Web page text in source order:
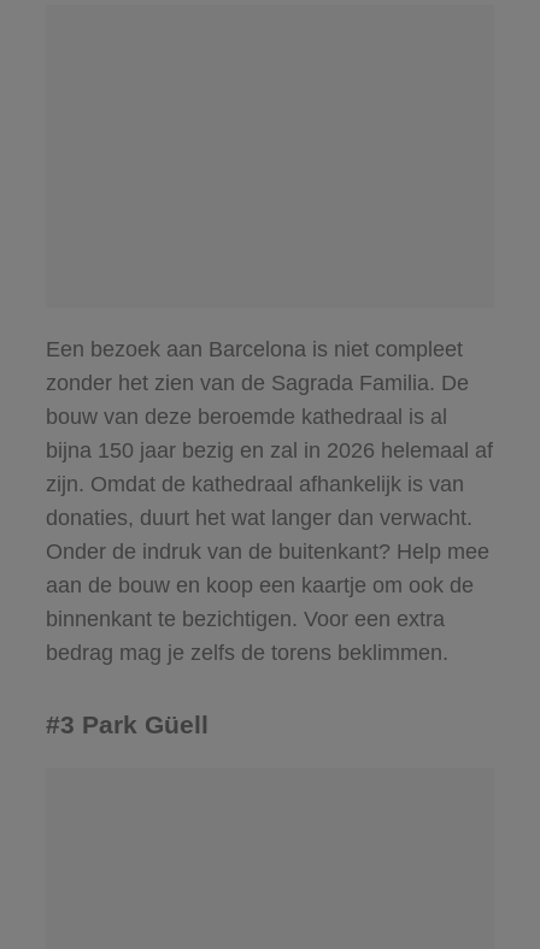
Een bezoek aan Barcelona is niet compleet
zonder het zien van de Sagrada Familia. De
bouw van deze beroemde kathedraal is al
bijna 150 jaar bezig en zal in 2026 helemaal af
zijn. Omdat de kathedraal afhankelijk is van
donaties, duurt het wat langer dan verwacht.
Onder de indruk van de buitenkant? Help mee
aan de bouw en koop een kaartje om ook de
binnenkant te bezichtigen. Voor een extra
bedrag mag je zelfs de torens beklimmen.
#3 Park Güell